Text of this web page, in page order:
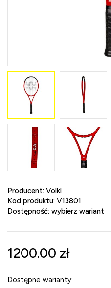
Producent: Völkl
Kod produktu: V13801
Dostępność: wybierz wariant
1200.00 zł
Dostępne warianty: